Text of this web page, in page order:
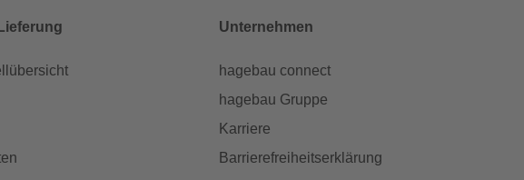
Unternehmen
hagebau connect
hagebau Gruppe
Karriere
Barrierefreiheitserklärung